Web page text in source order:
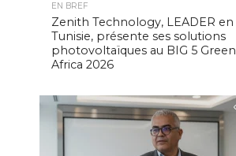
EN BREF
Zenith Technology, LEADER en
Tunisie, présente ses solutions
photovoltaïques au BIG 5 Green
Africa 2026